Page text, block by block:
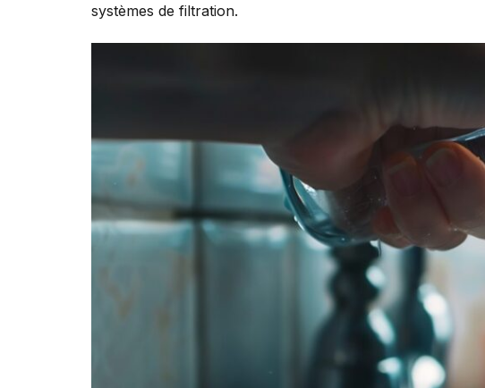
systèmes de filtration.